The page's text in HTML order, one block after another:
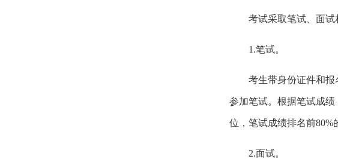
考试采取笔试、面试
1.笔试。
考生带身份证件和
参加笔试。根据笔试成
位，笔试成绩排名前80%
2.面试。